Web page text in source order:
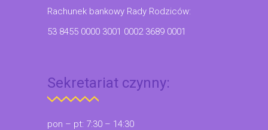
Rachunek bankowy Rady Rodziców:
53 8455 0000 3001 0002 3689 0001
Sekretariat czynny:
pon – pt: 7:30 – 14:30